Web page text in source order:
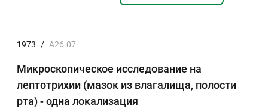
1973 / А26.07
Микроскопическое исследование на
лептотрихии (мазок из влагалища, полости
рта) - одна локализация